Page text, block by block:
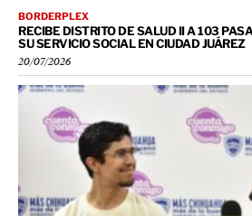
BORDERPLEX
RECIBE DISTRITO DE SALUD II A 103
SU SERVICIO SOCIAL EN CIUDAD JUÁREZ
20/07/2026